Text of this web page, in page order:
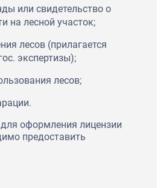
или свидетельство о
на лесной участок;
лесов (прилагается
экспертизы);
лесов;
оформления лицензии
предоставить